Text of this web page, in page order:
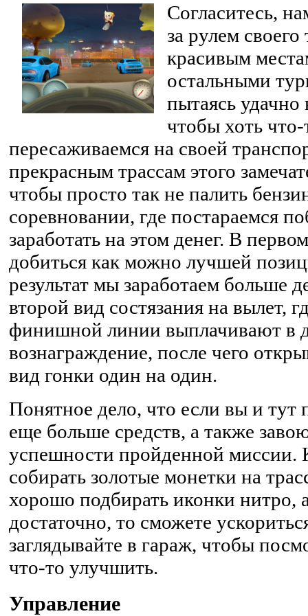
Согласитесь,
за рулем своего
красивым
остальными
пытаясь удачно
чтобы хоть
пересаживаемся на своей
прекрасным трассам этого
чтобы просто так не палить
соревновании, где постараемся
заработать на этом денег. В
добиться как можно лучшей
результат мы заработаем больше
второй вид состязания на вылет,
финишной линии выплачивают в
вознаграждение, после чего
вид гонки один на один.
Понятное дело, что если вы и тут
еще больше средств, а также
успешности пройденной миссии.
собирать золотые монетки на
хорошо подбирать иконки нитро,
достаточно, то сможете
заглядывайте в гараж, чтобы
что-то улучшить.
Управление